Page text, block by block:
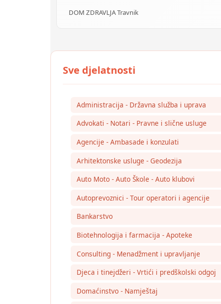
DOM ZDRAVLJA Travnik
Administracija - Državna služba i uprava
Advokati - Notari - Pravne i slične usluge
Agencije - Ambasade i konzulati
Arhitektonske usluge - Geodezija
Auto Moto - Auto Škole - Auto klubovi
Autoprevoznici - Tour operatori i agencije
Bankarstvo
Biotehnologija i farmacija - Apoteke
Consulting - Menadžment i upravljanje
Djeca i tinejdžeri - Vrtići i predškolski odgoj
Domaćinstvo - Namještaj